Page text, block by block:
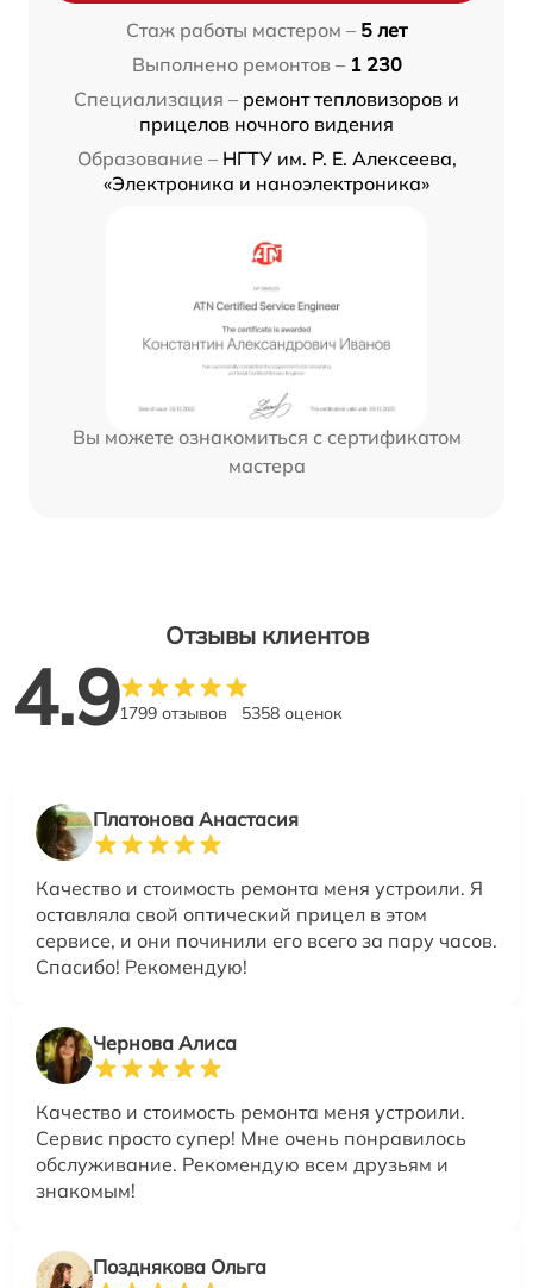
Стаж работы мастером – 5 лет
Выполнено ремонтов – 1 230
Специализация – ремонт тепловизоров и
прицелов ночного видения
Образование – НГТУ им. Р. Е. Алексеева,
«Электроника и наноэлектроника»
Вы можете ознакомиться с сертификатом
мастера
Отзывы клиентов
4.91799 отзывов 5358 оценок
Платонова Анастасия
Качество и стоимость ремонта меня устроили. Я
оставляла свой оптический прицел в этом
сервисе, и они починили его всего за пару часов.
Спасибо! Рекомендую!
Чернова Алиса
Качество и стоимость ремонта меня устроили.
Сервис просто супер! Мне очень понравилось
обслуживание. Рекомендую всем друзьям и
знакомым!
Позднякова Ольга